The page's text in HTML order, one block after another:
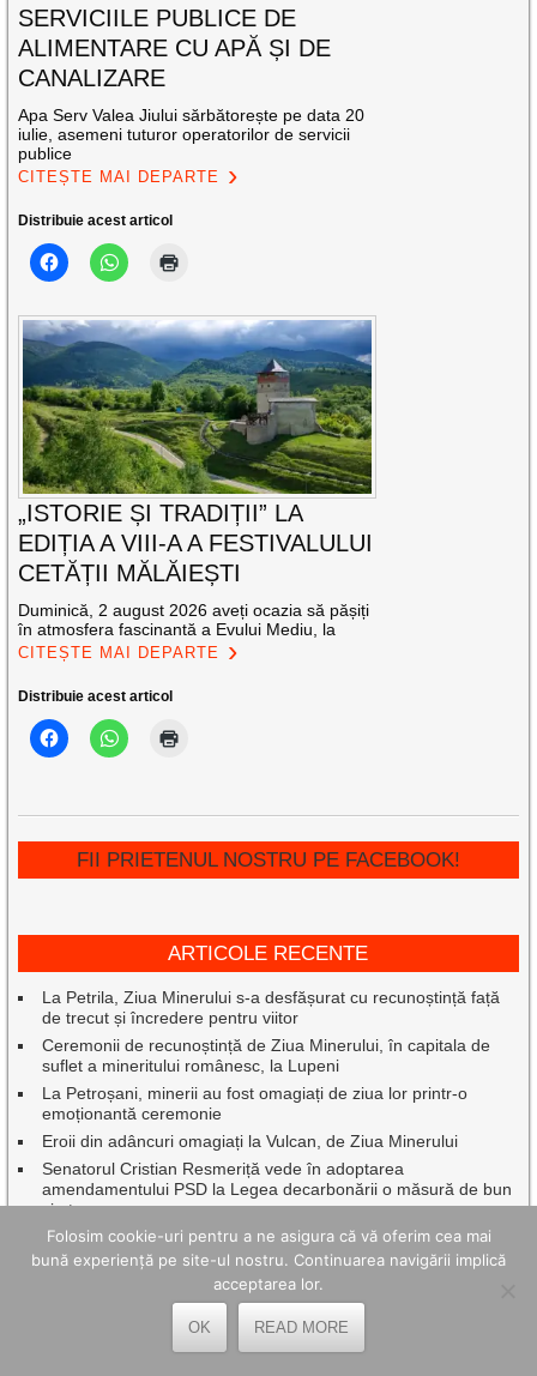
SERVICIILE PUBLICE DE
ALIMENTARE CU APĂ ȘI DE
CANALIZARE
Apa Serv Valea Jiului sărbătorește pe data 20
iulie, asemeni tuturor operatorilor de servicii
publice
CITEȘTE MAI DEPARTE
Distribuie acest articol
„ISTORIE ȘI TRADIȚII” LA
EDIȚIA A VIII-A A FESTIVALULUI
CETĂȚII MĂLĂIEȘTI
Duminică, 2 august 2026 aveți ocazia să pășiți
în atmosfera fascinantă a Evului Mediu, la
CITEȘTE MAI DEPARTE
Distribuie acest articol
FII PRIETENUL NOSTRU PE FACEBOOK!
ARTICOLE RECENTE
La Petrila, Ziua Minerului s-a desfășurat cu recunoștință față
de trecut și încredere pentru viitor
Ceremonii de recunoștință de Ziua Minerului, în capitala de
suflet a mineritului românesc, la Lupeni
La Petroșani, minerii au fost omagiați de ziua lor printr-o
emoționantă ceremonie
Eroii din adâncuri omagiați la Vulcan, de Ziua Minerului
Senatorul Cristian Resmeriță vede în adoptarea
amendamentului PSD la Legea decarbonării o măsură de bun
simț
Zeci de hectare mistuite și zeci de pompieri mobilizați pentru a
proteja oameni, locuințe, gospodării și păduri
Cum arată un spațiu exterior mai ușor de întreținut, fără efort
Petrila a finalizat cu succes proiectele PNRR pentru
modernizarea și dotarea unităților de învățământ
Folosim cookie-uri pentru a ne asigura că vă oferim cea mai
bună experiență pe site-ul nostru. Continuarea navigării implică
acceptarea lor.
OK READ MORE